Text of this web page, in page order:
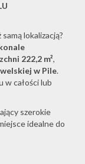
lokalizacją?
222,2 m²,
w Pile.
w całości lub
szerokie
idealne do